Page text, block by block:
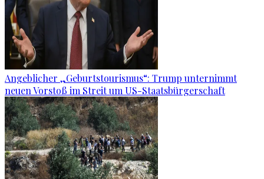
Angeblicher „Geburtstourismus“: Trump unternimmt
neuen Vorstoß im Streit um US-Staatsbürgerschaft